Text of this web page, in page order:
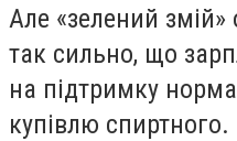
Але «зелений
так сильно, що
на підтримку
купівлю